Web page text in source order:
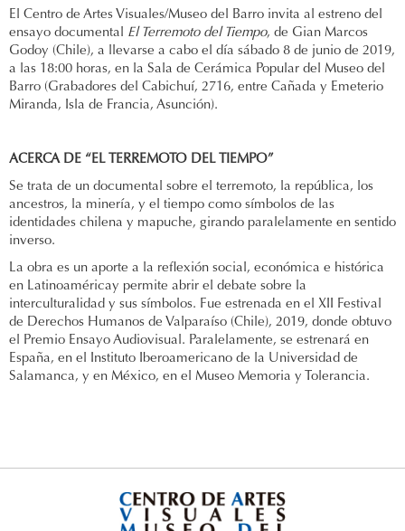
El Centro de Artes Visuales/Museo del Barro invita al estreno del
ensayo documental El Terremoto del Tiempo, de Gian Marcos
Godoy (Chile), a llevarse a cabo el día sábado 8 de junio de 2019,
a las 18:00 horas, en la Sala de Cerámica Popular del Museo del
Barro (Grabadores del Cabichuí, 2716, entre Cañada y Emeterio
Miranda, Isla de Francia, Asunción).
ACERCA DE “EL TERREMOTO DEL TIEMPO”
Se trata de un documental sobre el terremoto, la república, los
ancestros, la minería, y el tiempo como símbolos de las
identidades chilena y mapuche, girando paralelamente en sentido
inverso.
La obra es un aporte a la reflexión social, económica e histórica
en Latinoaméricay permite abrir el debate sobre la
interculturalidad y sus símbolos. Fue estrenada en el XII Festival
de Derechos Humanos de Valparaíso (Chile), 2019, donde obtuvo
el Premio Ensayo Audiovisual. Paralelamente, se estrenará en
España, en el Instituto Iberoamericano de la Universidad de
Salamanca, y en México, en el Museo Memoria y Tolerancia.